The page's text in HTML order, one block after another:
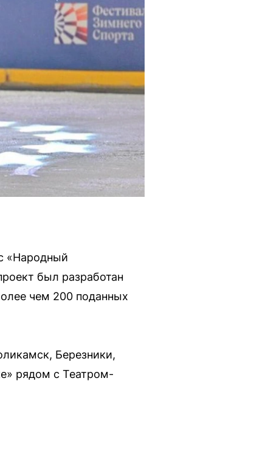
«Народный
был разработан
чем 200 поданных
Березники,
рядом с Театром-